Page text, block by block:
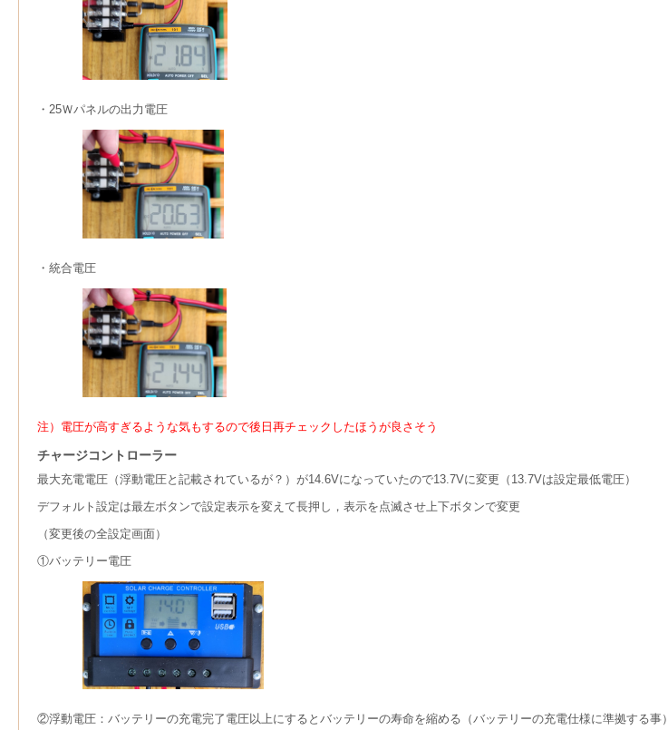
・25Ｗパネルの出力電圧
・統合電圧
注）電圧が高すぎるような気もするので後日再チェックしたほうが良さそう
チャージコントローラー
最大充電電圧（浮動電圧と記載されているが？）が14.6Vになっていたので13.7Vに変更（13.7Vは設定最低電圧）
デフォルト設定は最左ボタンで設定表示を変えて長押し，表示を点滅させ上下ボタンで変更
（変更後の全設定画面）
①バッテリー電圧
②浮動電圧：バッテリーの充電完了電圧以上にするとバッテリーの寿命を縮める（バッテリーの充電仕様に準拠する事）